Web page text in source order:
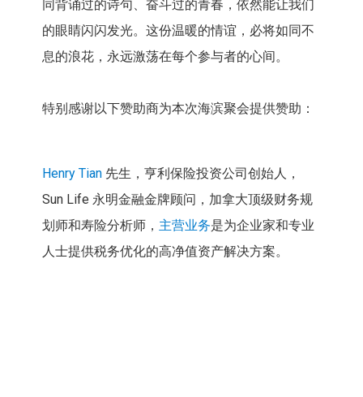
同背诵过的诗句、奋斗过的青春，依然能让我们
的眼睛闪闪发光。这份温暖的情谊，必将如同不
息的浪花，永远激荡在每个参与者的心间。
特别感谢以下赞助商为本次海滨聚会提供赞助：
Henry Tian先生，亨利保险投资公司创始人，
Sun Life 永明金融金牌顾问，加拿大顶级财务规
划师和寿险分析师， 主营业务是为企业家和专业
人士提供税务优化的高净值资产解决方案。